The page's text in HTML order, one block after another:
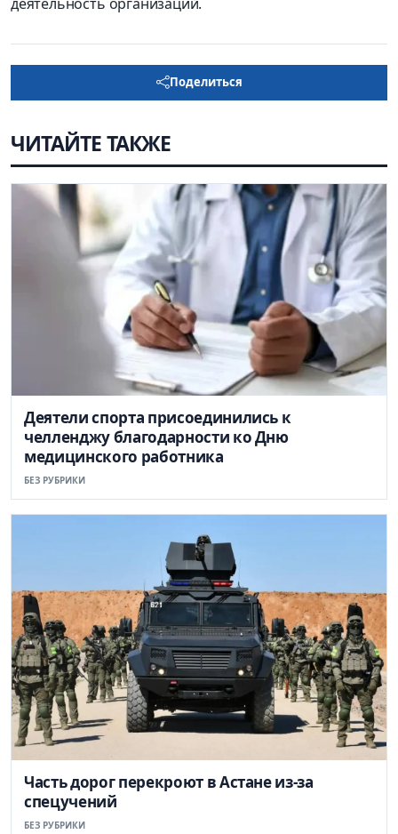
Поделиться
ЧИТАЙТЕ ТАКЖЕ
Деятели спорта присоединились к
челленджу благодарности ко Дню
медицинского работника
БЕЗ РУБРИКИ
Часть дорог перекроют в Астане из-за
спецучений
БЕЗ РУБРИКИ